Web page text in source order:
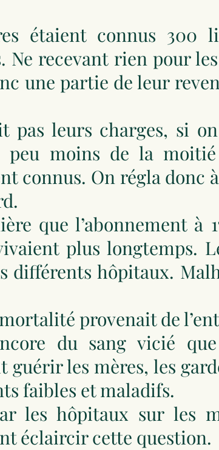
étaient connus 300
Ne recevant rien pour
une partie de leur
pas leurs charges, si
moins de la
connus. On régla donc
que l’abonnement à
plus longtemps.
hôpitaux.
provenait de
du sang vicié
les mères, les
faibles et maladifs.
les hôpitaux sur les
éclaircir cette question.